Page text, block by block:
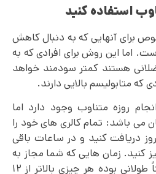
برای آنهایی که به دنبال کاهش
اما این روش برای افرادی که به
هستند کمتر سودمند خواهد
که متابولیسم بالایی دارند.
روزه متناوب وجود دارد اما
می باشد: تمام کالری های خود را
دریافت کنید و در ساعات باقی
کنید. زمان هایی که شما مجاز به
مصرف کالری نیستید نسبتاً طولانی بوده هر چیزی بالاتر از ۱۲